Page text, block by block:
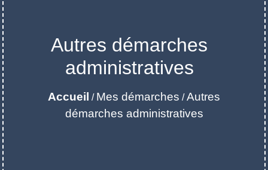
Autres démarches
administratives
Accueil / Mes démarches /Autres
démarches administratives